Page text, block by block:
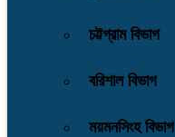
চট্টগ্রাম বিভাগ
বরিশাল বিভাগ
ময়মনসিংহ বিভাগ